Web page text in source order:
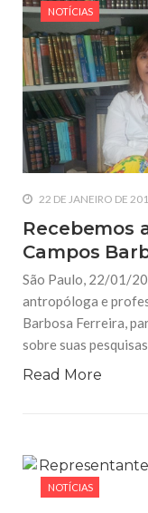
NOTÍCIAS
22 DE JANEIRO DE
Recebemos
Campos
São Paulo, 22/01/
antropóloga e
Barbosa Ferreira,
sobre suas
Read More
NOTÍCIAS